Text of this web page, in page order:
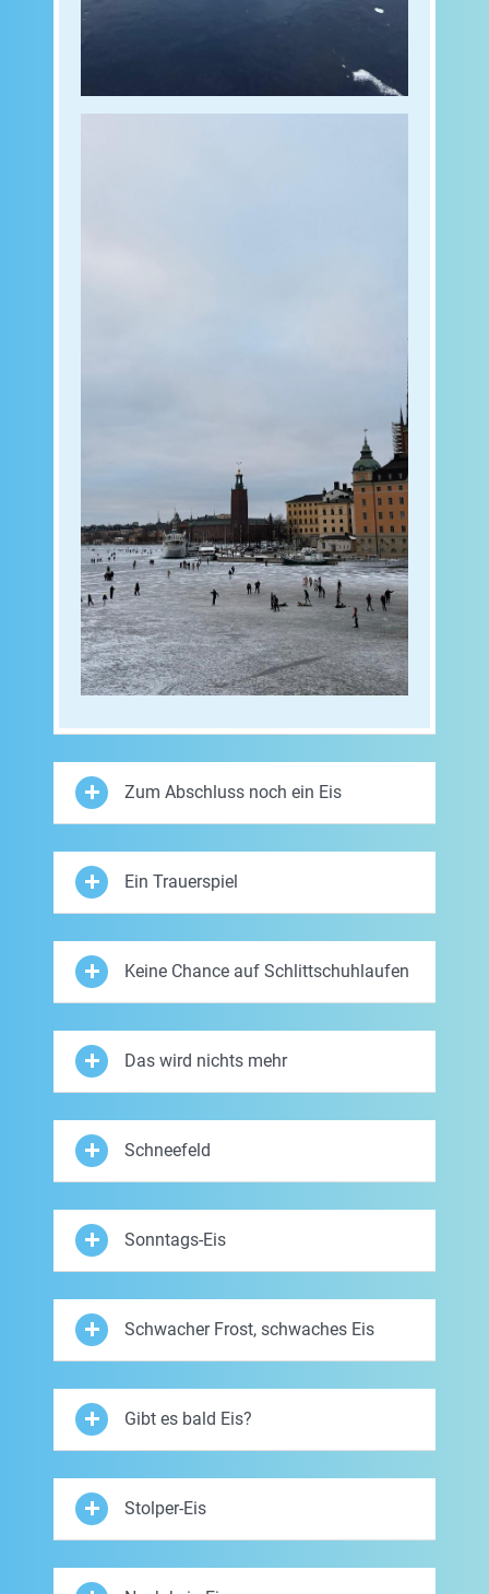
Zum Abschluss noch ein Eis
Ein Trauerspiel
Keine Chance auf Schlittschuhlaufen
Das wird nichts mehr
Schneefeld
Sonntags-Eis
Schwacher Frost, schwaches Eis
Gibt es bald Eis?
Stolper-Eis